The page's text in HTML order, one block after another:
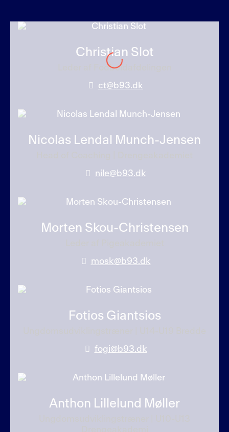
Christian Slot
Leder af Fodboldafdelingen
ct@b93.dk
Nicolas Lendal Munch-Jensen
nile@b93.dk
Morten Skou-Christensen
mosk@b93.dk
Fotios Giantsios
fogi@b93.dk
Anthon Lillelund Møller